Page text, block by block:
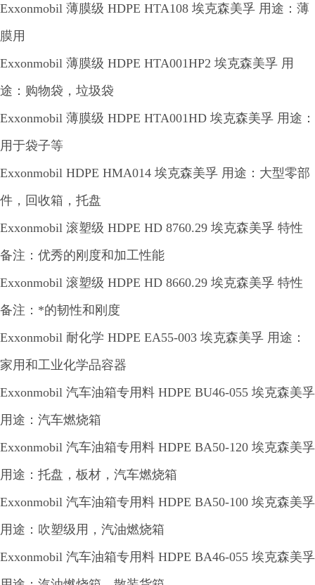
Exxonmobil 薄膜级 HDPE HTA108 埃克森美孚 用途：薄
膜用
Exxonmobil 薄膜级 HDPE HTA001HP2 埃克森美孚 用
途：购物袋，垃圾袋
Exxonmobil 薄膜级 HDPE HTA001HD 埃克森美孚 用途：
用于袋子等
Exxonmobil HDPE HMA014 埃克森美孚 用途：大型零部
件，回收箱，托盘
Exxonmobil 滚塑级 HDPE HD 8760.29 埃克森美孚 特性
备注：优秀的刚度和加工性能
Exxonmobil 滚塑级 HDPE HD 8660.29 埃克森美孚 特性
备注：*的韧性和刚度
Exxonmobil 耐化学 HDPE EA55-003 埃克森美孚 用途：
家用和工业化学品容器
Exxonmobil 汽车油箱专用料 HDPE BU46-055 埃克森美孚
用途：汽车燃烧箱
Exxonmobil 汽车油箱专用料 HDPE BA50-120 埃克森美孚
用途：托盘，板材，汽车燃烧箱
Exxonmobil 汽车油箱专用料 HDPE BA50-100 埃克森美孚
用途：吹塑级用，汽油燃烧箱
Exxonmobil 汽车油箱专用料 HDPE BA46-055 埃克森美孚